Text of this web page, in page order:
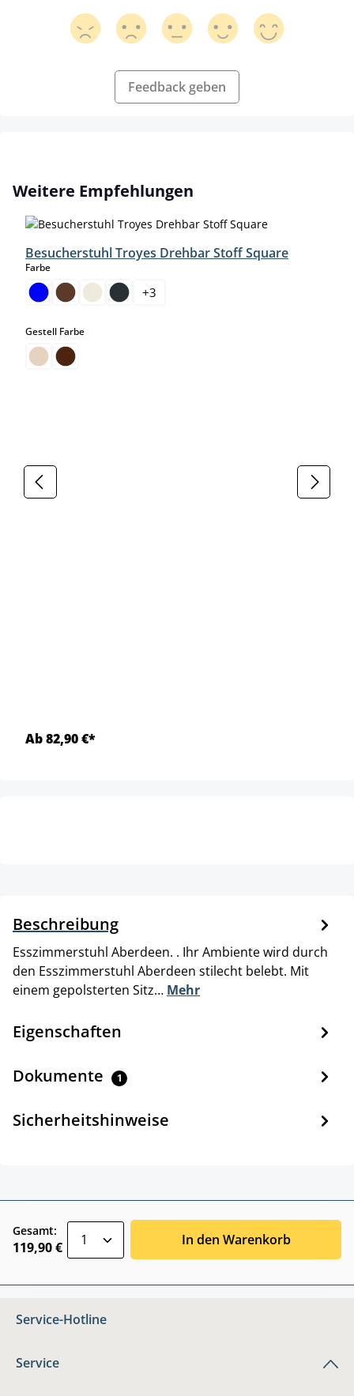
Feedback geben
Produktgalerie überspringen
Weitere Empfehlungen
Besucherstuhl Troyes Drehbar Stoff Square
Farbeauswählen
+3
Gestell Farbeauswählen
Ab 82,90 €*
Beschreibung
Esszimmerstuhl Aberdeen. . Ihr Ambiente wird durch
den Esszimmerstuhl Aberdeen stilecht belebt. Mit
einem gepolsterten Sitz… Mehr
Eigenschaften
Dokumente 1
Sicherheitshinweise
Gesamt:
119,90 € In den Warenkorb
Service-Hotline
Service